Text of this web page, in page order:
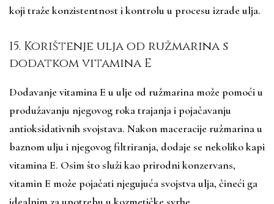
koji traže konzistentnost i kontrolu u procesu izrade ulja.
15. Korištenje ulja od ružmarina s
dodatkom vitamina E
Dodavanje vitamina E u ulje od ružmarina može pomoći u
produžavanju njegovog roka trajanja i pojačavanju
antioksidativnih svojstava. Nakon maceracije ružmarina u
baznom ulju i njegovog filtriranja, dodaje se nekoliko kapi
vitamina E. Osim što služi kao prirodni konzervans,
vitamin E može pojačati njegujuća svojstva ulja, čineći ga